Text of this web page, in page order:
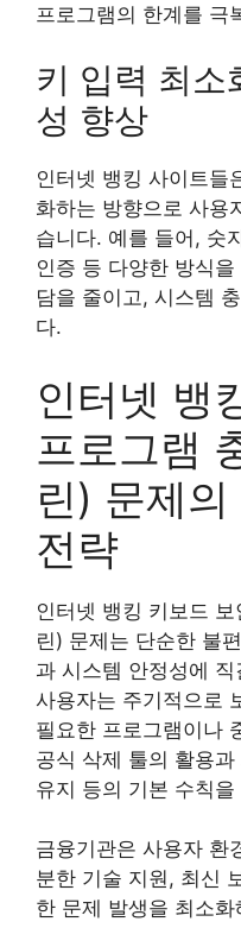
프로그램의 한계를 극
키 입력 최소
성 향상
인터넷 뱅킹 사이트들
화하는 방향으로 사용
습니다. 예를 들어, 숫
인증 등 다양한 방식
담을 줄이고, 시스템
다.
인터넷 뱅
프로그램
린) 문제
전략
인터넷 뱅킹 키보드
린) 문제는 단순한 불
과 시스템 안정성에
사용자는 주기적으로
필요한 프로그램이나
공식 삭제 툴의 활용
유지 등의 기본 수칙
금융기관은 사용자 환
분한 기술 지원, 최신
한 문제 발생을 최소